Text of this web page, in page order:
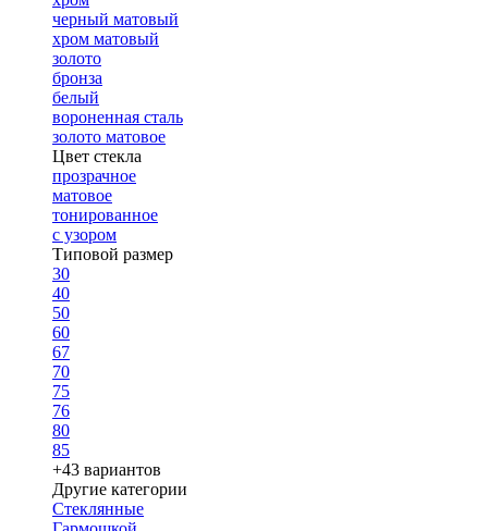
черный матовый
хром матовый
золото
бронза
белый
вороненная сталь
золото матовое
Цвет стекла
прозрачное
матовое
тонированное
с узором
Типовой размер
30
40
50
60
67
70
75
76
80
85
+43 вариантов
Другие категории
Стеклянные